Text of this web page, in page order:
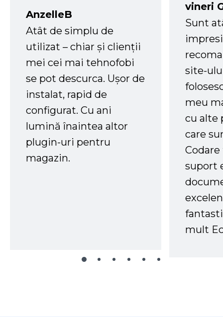
AnzelleB
Atât de simplu de
utilizat – chiar și clienții
mei cei mai tehnofobi
se pot descurca. Ușor de
instalat, rapid de
configurat. Cu ani
lumină înaintea altor
plugin-uri pentru
magazin.
vineri
Sunt
site-
meu
cu alte
care
suport
mult